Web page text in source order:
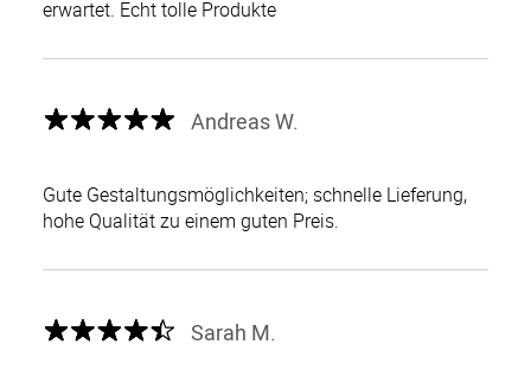
erwartet. Echt tolle Produkte
Andreas W.
Gute Gestaltungsmöglichkeiten; schnelle Lieferung,
hohe Qualität zu einem guten Preis.
Sarah M.